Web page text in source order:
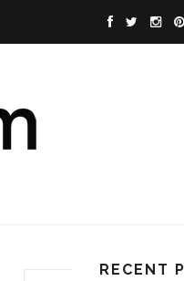
RECENT